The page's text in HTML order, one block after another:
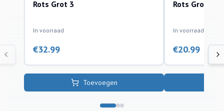
kunststof ornamenten
Rots Grot 3
In voorraad
€32.99
Toevoegen
kunststof
Rots Grot 2
In voorraad
€20.99